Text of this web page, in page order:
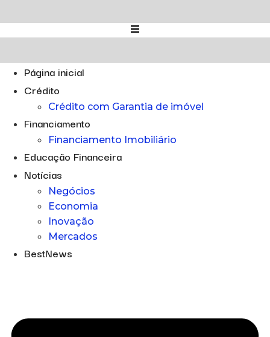
para
o
Página inicial
Crédito
Crédito com Garantia de imóvel
Financiamento
Financiamento Imobiliário
Educação Financeira
Notícias
Negócios
Economia
Inovação
Mercados
BestNews